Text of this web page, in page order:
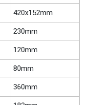
420x152mm
230mm
120mm
80mm
360mm